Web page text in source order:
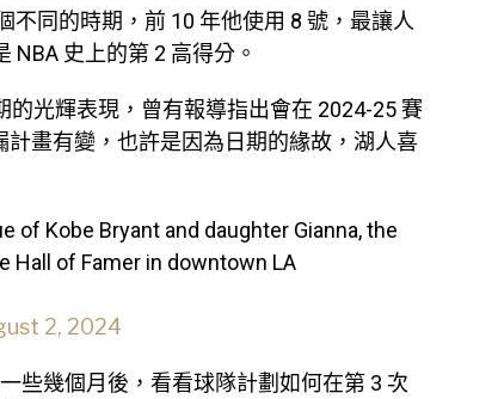
不同的時期，前 10 年他使用 8 號，最讓人
NBA 史上的第 2 高得分。
光輝表現，曾有報導指出會在 2024-25 賽
畫有變，也許是因為日期的緣故，湖人喜
of Kobe Bryant and daughter Gianna, the
Hall of Famer in downtown LA
2, 2024
些幾個月後，看看球隊計劃如何在第 3 次